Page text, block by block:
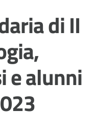
di II
e alunni